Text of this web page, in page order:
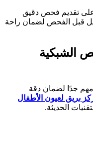
تقديم فحص دقيق
قبل الفحص لضمان راحة
الشبكية
مهم جدًا لضمان دقة
بريق لعيون الأطفال
الحديثة.